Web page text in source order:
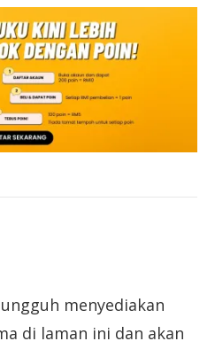
menyediakan
di laman ini dan akan